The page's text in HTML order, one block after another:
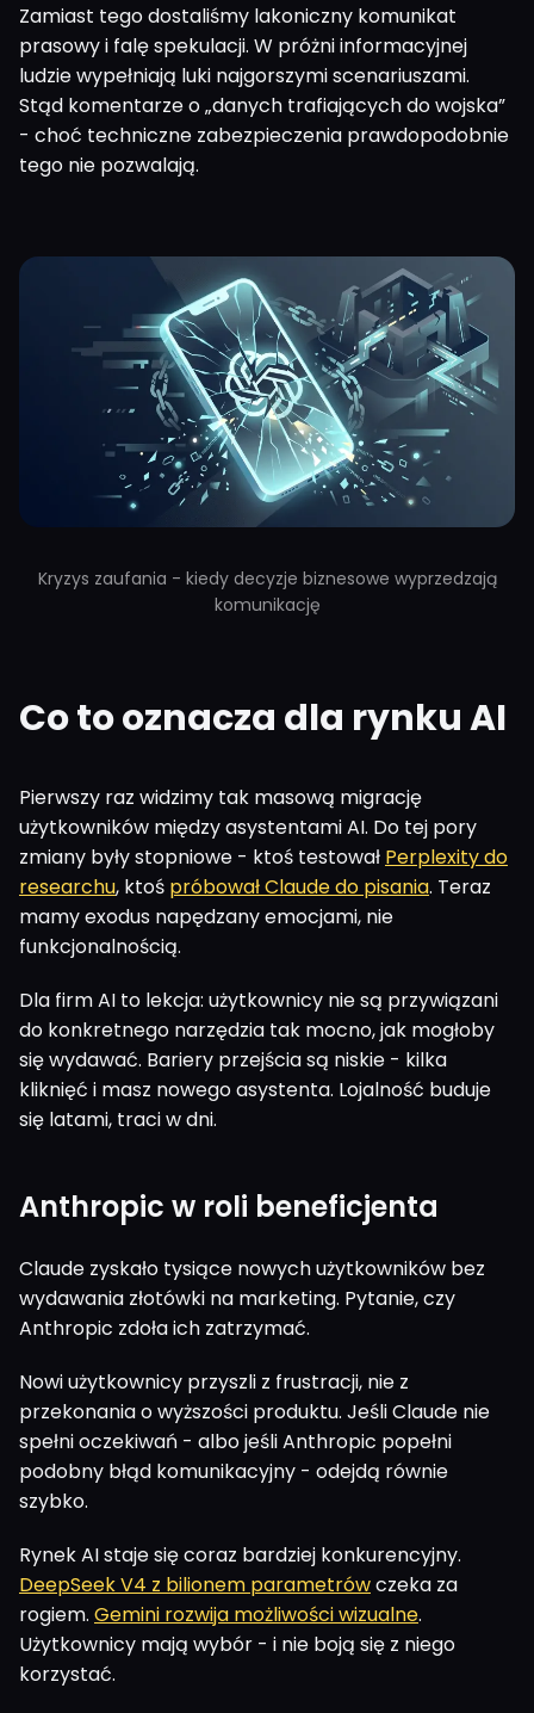
Zamiast tego dostaliśmy lakoniczny komunikat
prasowy i falę spekulacji. W próżni informacyjnej
ludzie wypełniają luki najgorszymi scenariuszami.
Stąd komentarze o „danych trafiających do wojska”
- choć techniczne zabezpieczenia prawdopodobnie
tego nie pozwalają.
Kryzys zaufania - kiedy decyzje biznesowe wyprzedzają
komunikację
Co to oznacza dla rynku AI
Pierwszy raz widzimy tak masową migrację
użytkowników między asystentami AI. Do tej pory
zmiany były stopniowe - ktoś testował Perplexity do
researchu, ktoś próbował Claude do pisania. Teraz
mamy exodus napędzany emocjami, nie
funkcjonalnością.
Dla firm AI to lekcja: użytkownicy nie są przywiązani
do konkretnego narzędzia tak mocno, jak mogłoby
się wydawać. Bariery przejścia są niskie - kilka
kliknięć i masz nowego asystenta. Lojalność buduje
się latami, traci w dni.
Anthropic w roli beneficjenta
Claude zyskało tysiące nowych użytkowników bez
wydawania złotówki na marketing. Pytanie, czy
Anthropic zdoła ich zatrzymać.
Nowi użytkownicy przyszli z frustracji, nie z
przekonania o wyższości produktu. Jeśli Claude nie
spełni oczekiwań - albo jeśli Anthropic popełni
podobny błąd komunikacyjny - odejdą równie
szybko.
Rynek AI staje się coraz bardziej konkurencyjny.
DeepSeek V4 z bilionem parametrówczeka za
rogiem. Gemini rozwija możliwości wizualne.
Użytkownicy mają wybór - i nie boją się z niego
korzystać.